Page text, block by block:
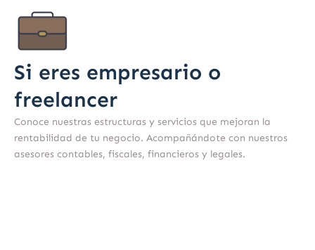
Si eres empresario o
freelancer
Conoce nuestras estructuras y servicios que mejoran la
rentabilidad de tu negocio. Acompañándote con nuestros
asesores contables, fiscales, financieros y legales.